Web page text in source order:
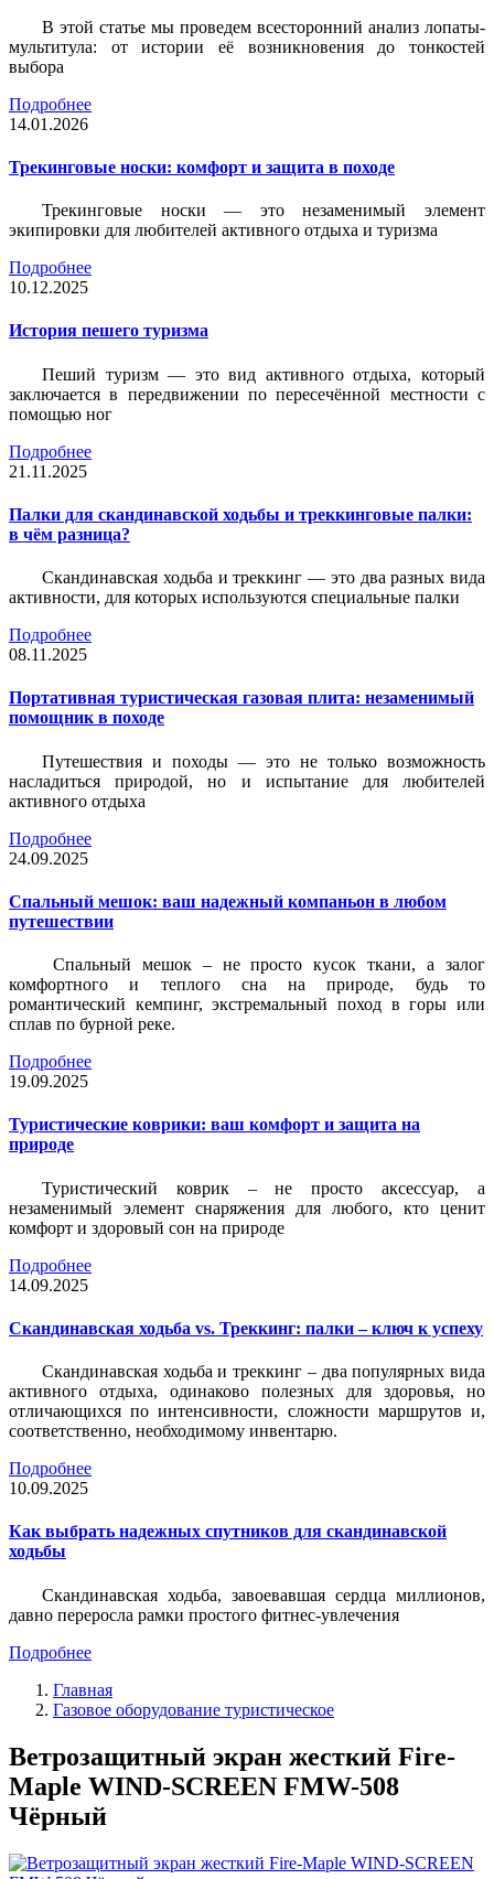
В этой статье мы проведем всесторонний анализ лопаты-
мультитула: от истории её возникновения до тонкостей
выбора
Подробнее
14.01.2026
Трекинговые носки: комфорт и защита в походе
Трекинговые носки — это незаменимый элемент
экипировки для любителей активного отдыха и туризма
Подробнее
10.12.2025
История пешего туризма
Пеший туризм — это вид активного отдыха, который
заключается в передвижении по пересечённой местности с
помощью ног
Подробнее
21.11.2025
Палки для скандинавской ходьбы и треккинговые палки:
в чём разница?
Скандинавская ходьба и треккинг — это два разных вида
активности, для которых используются специальные палки
Подробнее
08.11.2025
Портативная туристическая газовая плита: незаменимый
помощник в походе
Путешествия и походы — это не только возможность
насладиться природой, но и испытание для любителей
активного отдыха
Подробнее
24.09.2025
Спальный мешок: ваш надежный компаньон в любом
путешествии
Спальный мешок – не просто кусок ткани, а залог
комфортного и теплого сна на природе, будь то
романтический кемпинг, экстремальный поход в горы или
сплав по бурной реке.
Подробнее
19.09.2025
Туристические коврики: ваш комфорт и защита на
природе
Туристический коврик – не просто аксессуар, а
незаменимый элемент снаряжения для любого, кто ценит
комфорт и здоровый сон на природе
Подробнее
14.09.2025
Скандинавская ходьба vs. Треккинг: палки – ключ к успеху
Скандинавская ходьба и треккинг – два популярных вида
активного отдыха, одинаково полезных для здоровья, но
отличающихся по интенсивности, сложности маршрутов и,
соответственно, необходимому инвентарю.
Подробнее
10.09.2025
Как выбрать надежных спутников для скандинавской
ходьбы
Скандинавская ходьба, завоевавшая сердца миллионов,
давно переросла рамки простого фитнес-увлечения
Подробнее
Главная
Газовое оборудование туристическое
Ветрозащитный экран жесткий Fire-
Maple WIND-SCREEN FMW-508
Чёрный